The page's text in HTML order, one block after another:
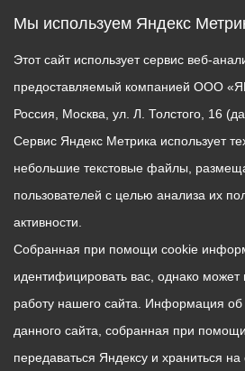
Мы используем Яндекс
Этот сайт использует сервис веб-
предоставляемый компанией ООО
Россия, Москва, ул. Л. Толстого, 16
Сервис Яндекс Метрика использует
небольшие текстовые файлы,
пользователей с целью анализа их
активности.
Собранная при помощи cookie
идентифицировать вас, однако
работу нашего сайта. Информация об
данного сайта, собранная при
передаваться Яндексу и храниться